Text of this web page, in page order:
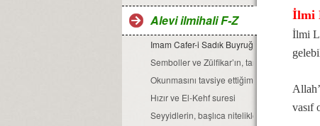
Alevi ilmihali F-Z
Imam Cafer-i Sadık Buyruğu'nun önemi
Semboller ve Zülfikar’ın, tarihsel işlevi...
Okunmasını tavsiye ettiğimiz Alevi din
Hızır ve El-Kehf suresi
Seyyidlerin, başlıca nitelikleri.
İlmi
İlmi
vasıf